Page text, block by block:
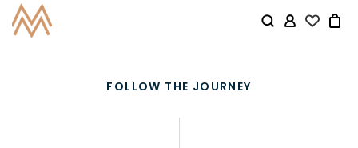
FOLLOW THE JOURNEY